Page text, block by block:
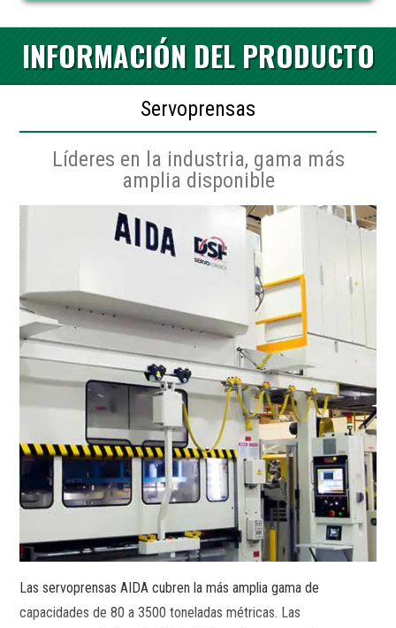
INFORMACIÓN DEL PRODUCTO
Servoprensas
Líderes en la industria, gama más
amplia disponible
Las servoprensas AIDA cubren la más amplia gama de
capacidades de 80 a 3500 toneladas métricas. Las